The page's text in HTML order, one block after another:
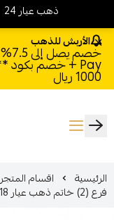
الأربش للذهب
1000 ريال
الرئيسية اقسام المتجر
فرع (2) خاتم ذهب عيار 18 الوزن 2.20 جرام
24 ذهب عيار